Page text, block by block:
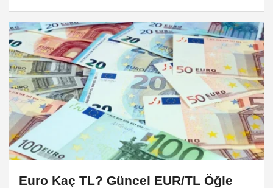
düzenleme yapabilecek
Euro Kaç TL? Güncel EUR/TL Öğle